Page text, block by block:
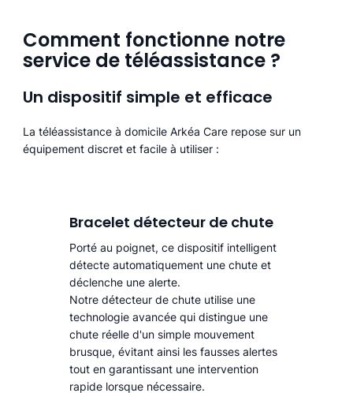
Comment fonctionne notre
service de téléassistance ?
Un dispositif simple et efficace
La téléassistance à domicile Arkéa Care repose sur un
équipement discret et facile à utiliser :
Bracelet détecteur de chute
Porté au poignet, ce dispositif intelligent
détecte automatiquement une chute et
déclenche une alerte.​
Notre détecteur de chute utilise une
technologie avancée qui distingue une
chute réelle d'un simple mouvement
brusque, évitant ainsi les fausses alertes
tout en garantissant une intervention
rapide lorsque nécessaire.